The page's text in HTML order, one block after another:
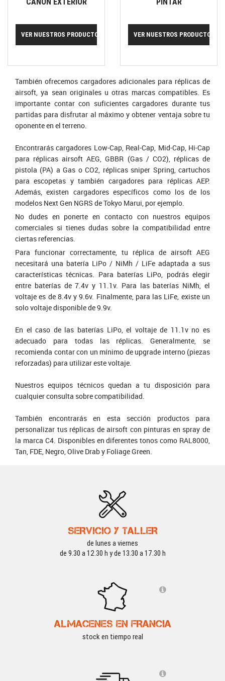
VER NUESTROS PRODUCTOS VER NUESTROS PRODUCTOS
También ofrecemos cargadores adicionales para réplicas de
airsoft, ya sean originales u otras marcas compatibles. Es
importante contar con suficientes cargadores durante tus
partidas para disfrutar al máximo y obtener ventaja sobre tu
oponente en el terreno.
Encontrarás cargadores Low-Cap, Real-Cap, Mid-Cap, Hi-Cap
para réplicas airsoft AEG, GBBR (Gas / CO2), réplicas de
pistola (PA) a Gas o CO2, réplicas sniper Spring, cartuchos
para escopetas y también cargadores para réplicas AEP.
Además, existen cargadores específicos como los de los
modelos Next Gen NGRS de Tokyo Marui, por ejemplo.
No dudes en ponerte en contacto con nuestros equipos
comerciales si tienes dudas sobre la compatibilidad entre
ciertas referencias.
Para funcionar correctamente, tu réplica de airsoft AEG
necesitará una batería LiPo / NiMh / LiFe adaptada a sus
características técnicas. Para baterías LiPo, podrás elegir
entre baterías de 7.4v y 11.1v. Para las baterías NiMh, el
voltaje es de 8.4v y 9.6v. Finalmente, para las LiFe, existe un
solo voltaje disponible de 9.9v.
En el caso de las baterías LiPo, el voltaje de 11.1v no es
adecuado para todas las réplicas. Generalmente, se
recomienda contar con un mínimo de upgrade interno (piezas
reforzadas) para utilizar este voltaje.
Nuestros equipos técnicos quedan a tu disposición para
cualquier consulta sobre compatibilidad.
También encontrarás en esta sección productos para
personalizar tus réplicas de airsoft con pinturas en spray de
la marca C4. Disponibles en diferentes tonos como RAL8000,
Tan, FDE, Negro, Olive Drab y Foliage Green.
SERVICIO Y TALLER
de lunes a viernes
de 9.30 a 12.30 h y de 13.30 a 17.30 h
ALMACENES EN FRANCIA
stock en tiempo real